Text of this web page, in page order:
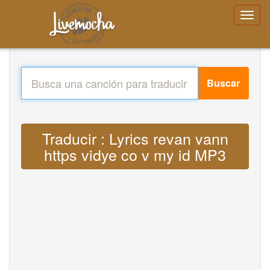
Buscar
Traducir : Lyrics revan vann
https vidye co v my id MP3